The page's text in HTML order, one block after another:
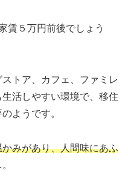
賃５万円前後でしょう
トア、カフェ、ファミレ
活しやすい環境で、移住
のようです。
みがあり、人間味にあふ